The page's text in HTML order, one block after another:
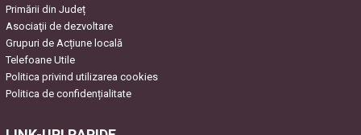
Primării din Județ
Asociaţii de dezvoltare
Grupuri de Acțiune locală
Telefoane Utile
Politica privind utilizarea cookies
Politica de confidențialitate